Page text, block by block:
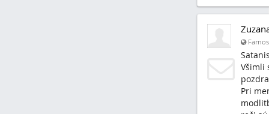
Všimli
Pri